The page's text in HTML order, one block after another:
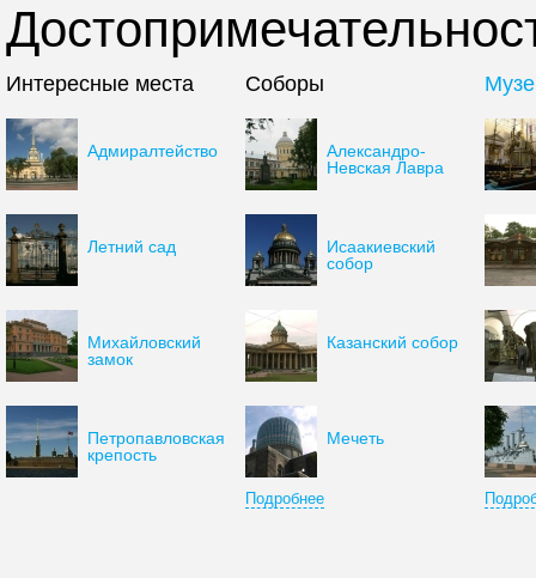
Интересные места
Адмиралтейство
Летний сад
Михайловский
замок
Петропавловская
крепость
Соборы
Александро-
Невская Лавра
Исаакиевский
собор
Казанский собор
Мечеть
Подробнее